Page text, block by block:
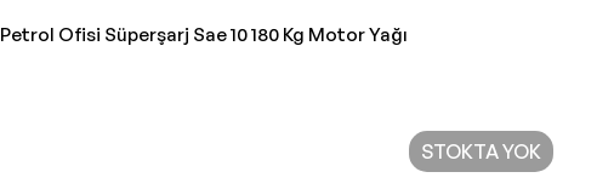
Petrol Ofisi Süperşarj Sae 10 180 Kg Motor Yağı
STOKTA YOK